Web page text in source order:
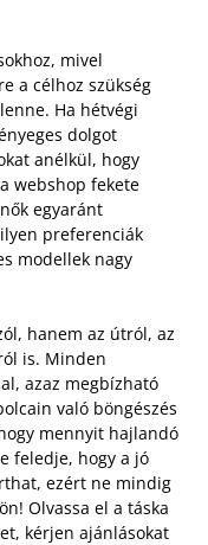
mivel
a célhoz szükség
Ha hétvégi
dolgot
anélkül, hogy
webshop fekete
egyaránt
preferenciák
modellek nagy
hanem az útról, az
is. Minden
azaz megbízható
való böngészés
mennyit hajlandó
feledje, hogy a jó
ezért ne mindig
Olvassa el a táska
kérjen ajánlásokat